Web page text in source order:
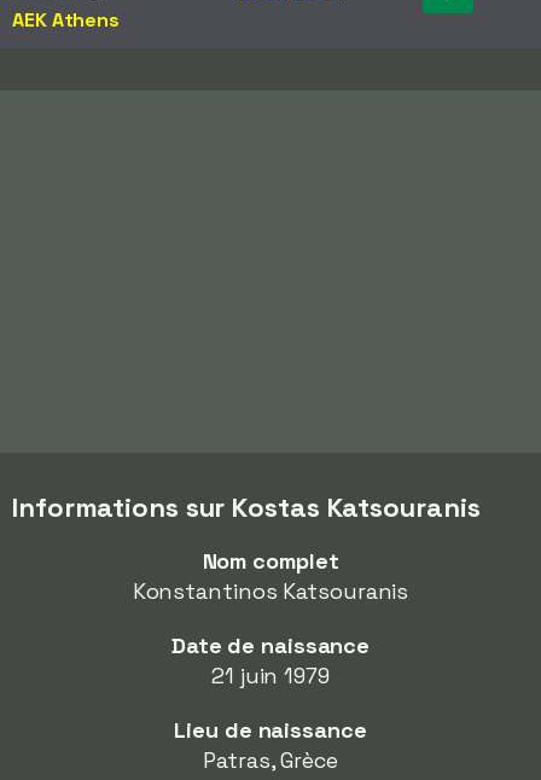
AEK Athens
Informations sur Kostas Katsouranis
Nom complet
Konstantinos Katsouranis
Date de naissance
21 juin 1979
Lieu de naissance
Patras, Grèce